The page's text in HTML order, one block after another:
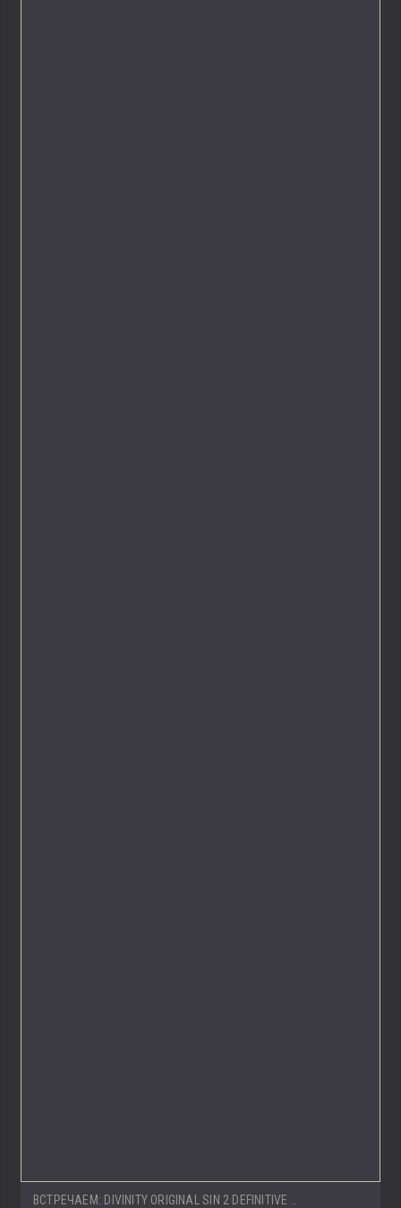
ВСТРЕЧАЕМ: DIVINITY ORIGINAL SIN 2 DEFINITIVE ..